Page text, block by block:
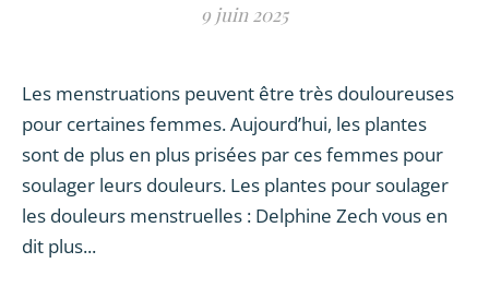
9 juin 2025
Les menstruations peuvent être très douloureuses
pour certaines femmes. Aujourd’hui, les plantes
sont de plus en plus prisées par ces femmes pour
soulager leurs douleurs. Les plantes pour soulager
les douleurs menstruelles : Delphine Zech vous en
dit plus...